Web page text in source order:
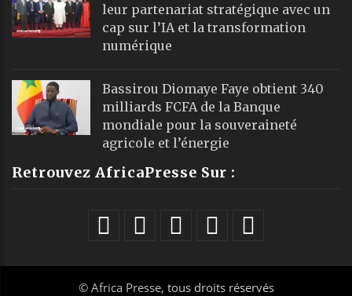
leur partenariat stratégique avec un
cap sur l’IA et la transformation
numérique
Bassirou Diomaye Faye obtient 340
milliards FCFA de la Banque
mondiale pour la souveraineté
agricole et l’énergie
Retrouvez AfricaPresse Sur :
© Africa Presse, tous droits réservés